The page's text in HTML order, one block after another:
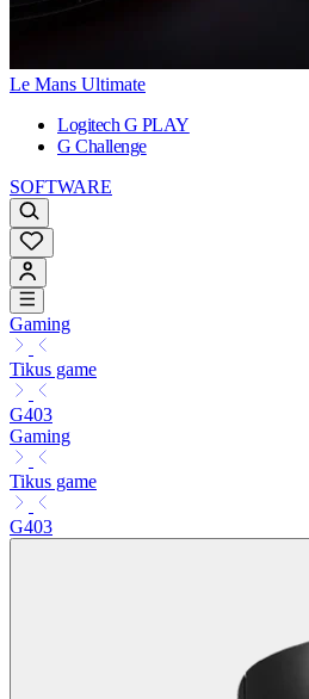
Le Mans Ultimate
Logitech G PLAY
G Challenge
SOFTWARE
Gaming
Tikus game
G403
Gaming
Tikus game
G403